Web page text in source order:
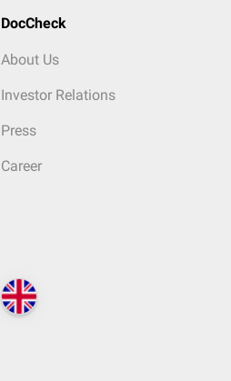
DocCheck
About Us
Investor Relations
Press
Career